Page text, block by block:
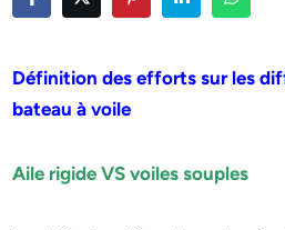
Définition des efforts sur les
bateau à voile
Aile rigide VS voiles souples